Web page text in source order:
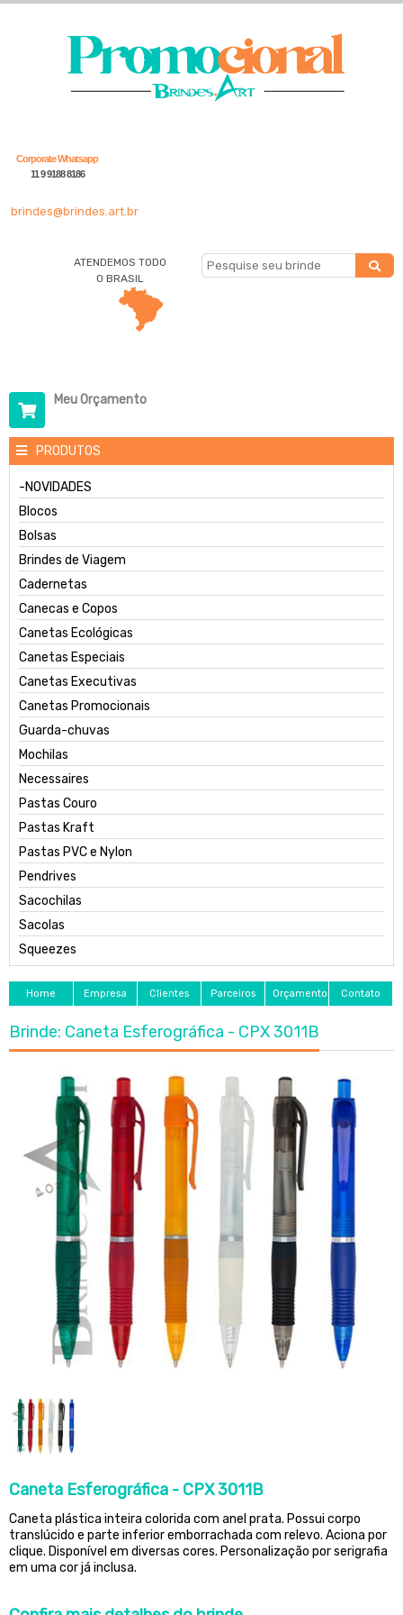
Corporate Whatsapp
11 9 9188 8186
brindes@brindes.art.br
ATENDEMOS TODO
O BRASIL
Meu Orçamento
PRODUTOS
-NOVIDADES
Blocos
Bolsas
Brindes de Viagem
Cadernetas
Canecas e Copos
Canetas Ecológicas
Canetas Especiais
Canetas Executivas
Canetas Promocionais
Guarda-chuvas
Mochilas
Necessaires
Pastas Couro
Pastas Kraft
Pastas PVC e Nylon
Pendrives
Sacochilas
Sacolas
Squeezes
Home Empresa Clientes Parceiros Orçamento Contato
Brinde: Caneta Esferográfica - CPX 3011B
Caneta Esferográfica - CPX 3011B
Caneta plástica inteira colorida com anel prata. Possui corpo
translúcido e parte inferior emborrachada com relevo. Aciona por
clique. Disponível em diversas cores. Personalização por serigrafia
em uma cor já inclusa.